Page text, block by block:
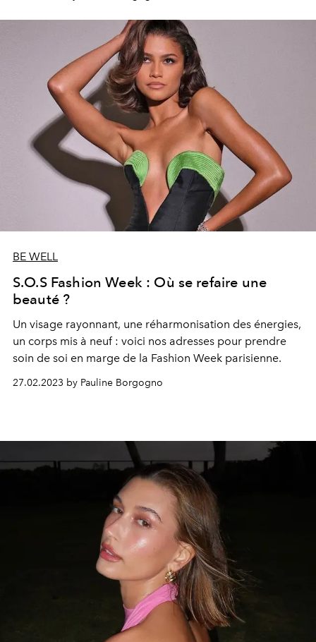
BE WELL
S.O.S Fashion Week : Où se refaire une
beauté ?
Un visage rayonnant, une réharmonisation des énergies,
un corps mis à neuf : voici nos adresses pour prendre
soin de soi en marge de la Fashion Week parisienne.
27.02.2023 by Pauline Borgogno